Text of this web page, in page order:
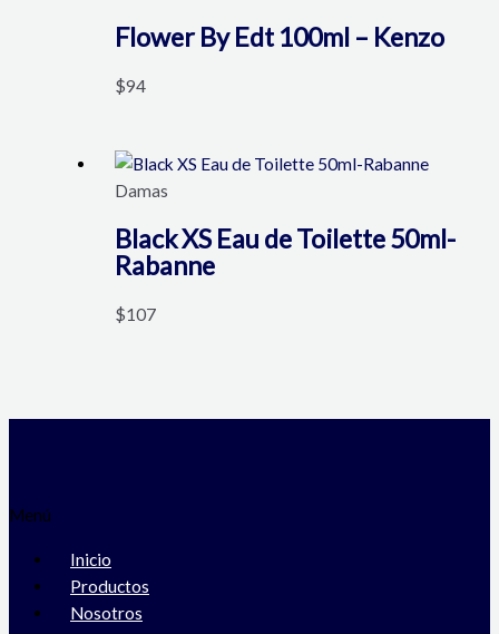
Flower By Edt 100ml – Kenzo
$94
Damas
Black XS Eau de Toilette 50ml-
Rabanne
$107
Menú
Inicio
Productos
Nosotros